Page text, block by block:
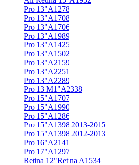
Pro 13"A1278
Pro 13"A1708
Pro 13"A1706
Pro 13"A1989
Pro 13"A1425
Pro 13"A1502
Pro 13"A2159
Pro 13"A2251
Pro 13"A2289
Pro 13 M1"A2338
Pro 15"A1707
Pro 15"A1990
Pro 15"A1286
Pro 15"A1398 2013-2015
Pro 15"A1398 2012-2013
Pro 16"A2141
Pro 17"A1297
Retina 12"Retina A1534